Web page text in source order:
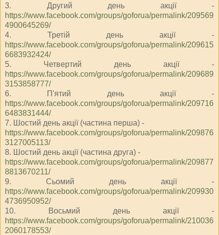
3. Другий день акції -
https://www.facebook.com/groups/goforua/permalink/209569
4900645269/
4. Третій день акції -
https://www.facebook.com/groups/goforua/permalink/209615
6683932424/
5. Четвертий день акції -
https://www.facebook.com/groups/goforua/permalink/209689
3153858777/
6. П'ятий день акції -
https://www.facebook.com/groups/goforua/permalink/209716
6483831444/
7. Шостий день акції (частина перша) -
https://www.facebook.com/groups/goforua/permalink/209876
3127005113/
8. Шостий день акції (частина друга) -
https://www.facebook.com/groups/goforua/permalink/209877
8813670211/
9. Сьомий день акції -
https://www.facebook.com/groups/goforua/permalink/209930
4736950952/
10. Восьмий день акції -
https://www.facebook.com/groups/goforua/permalink/210036
2060178553/